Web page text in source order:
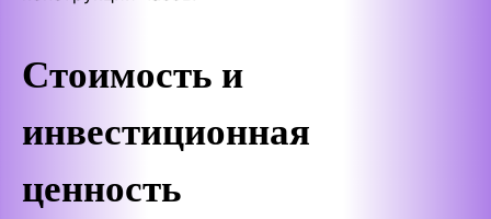
Стоимость и
инвестиционная
ценность